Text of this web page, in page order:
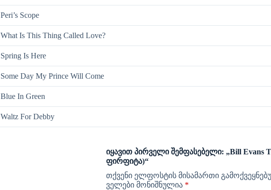
Peri’s Scope
What Is This Thing Called Love?
Spring Is Here
Some Day My Prince Will Come
Blue In Green
Waltz For Debby
იყავით პირველი შემფასებელი: „Bill Evans
ფირფიტა)“
თქვენი ელფოსტის მისამართი
ველები მონიშნულია *